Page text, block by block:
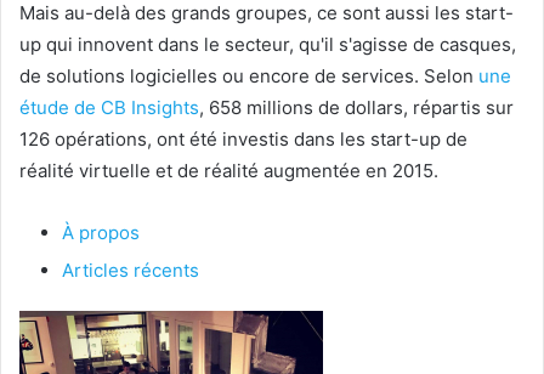
Mais au-delà des grands groupes, ce sont aussi les start-
up qui innovent dans le secteur, qu'il s'agisse de casques,
de solutions logicielles ou encore de services. Selon une
étude de CB Insights, 658 millions de dollars, répartis sur
126 opérations, ont été investis dans les start-up de
réalité virtuelle et de réalité augmentée en 2015.
À propos
Articles récents